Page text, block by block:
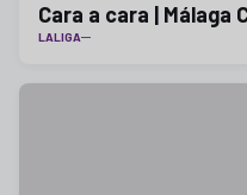
Cara a cara | Málaga
LALIGA